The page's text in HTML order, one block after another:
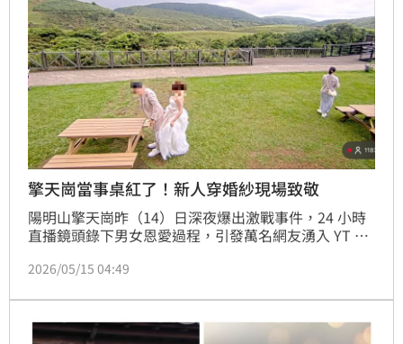
擎天崗當事桌紅了！新人穿婚紗現場致敬
陽明山擎天崗昨（14）日深夜爆出激戰事件，24 小時
直播鏡頭錄下男女恩愛過程，引發萬名網友湧入 YT 觀
熱門打卡點！不僅年輕人揪團拍照，甚至有新人穿著婚
鍋，直呼「這兩位一定百年好合。」
2026/05/15 04:49